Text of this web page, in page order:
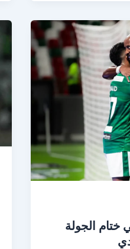
ختام الجولة